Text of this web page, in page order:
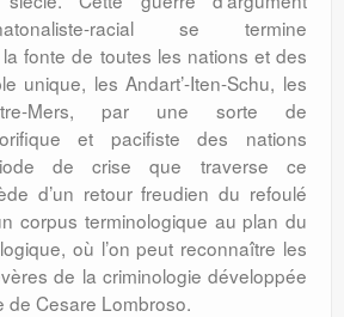
racial se termine
fonte de toutes les nations et des
unique, les Andart’-Iten-Schu, les
Mers, par une sorte de
et pacifiste des nations
de crise que traverse ce
d’un retour freudien du refoulé
corpus terminologique au plan du
où l’on peut reconnaître les
de la criminologie développée
de Cesare Lombroso.